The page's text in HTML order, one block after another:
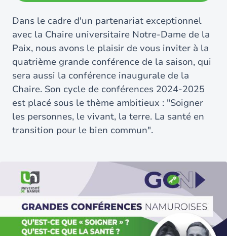
Dans le cadre d'un partenariat exceptionnel
avec la Chaire universitaire Notre-Dame de la
Paix, nous avons le plaisir de vous inviter à la
quatrième grande conférence de la saison, qui
sera aussi la conférence inaugurale de la
Chaire. Son cycle de conférences 2024-2025
est placé sous le thème ambitieux : "Soigner
les personnes, le vivant, la terre. La santé en
transition pour le bien commun".